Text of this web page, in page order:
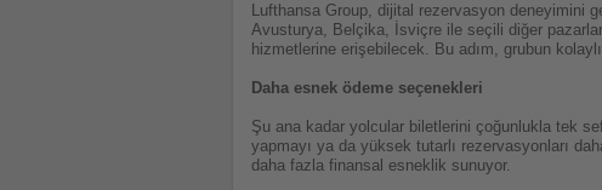
Lufthansa Group, dijital rezervasyon deneyimini
Avusturya, Belçika, İsviçre ile seçili diğer
hizmetlerine erişebilecek. Bu adım, grubun
Daha esnek ödeme seçenekleri
Şu ana kadar yolcular biletlerini çoğunlukla tek
yapmayı ya da yüksek tutarlı rezervasyonları
daha fazla finansal esneklik sunuyor.